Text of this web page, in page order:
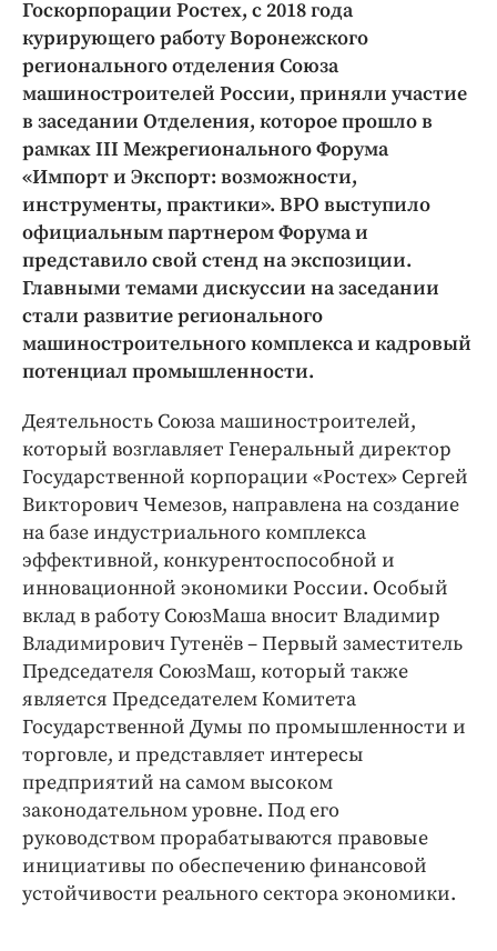
Интересное чтиво
Клиника года
Бренд года
Работодатель года
Госкорпорации Ростех, с 2018 года
курирующего работу Воронежского
регионального отделения Союза
машиностроителей России, приняли участие
в заседании Отделения, которое прошло в
рамках III Межрегионального Форума
«Импорт и Экспорт: возможности,
инструменты, практики». ВРО выступило
официальным партнером Форума и
представило свой стенд на экспозиции.
Главными темами дискуссии на заседании
стали развитие регионального
машиностроительного комплекса и кадровый
потенциал промышленности.
Деятельность Союза машиностроителей,
который возглавляет Генеральный директор
Государственной корпорации «Ростех» Сергей
Викторович Чемезов, направлена на создание
на базе индустриального комплекса
эффективной, конкурентоспособной и
инновационной экономики России. Особый
вклад в работу СоюзМаша вносит Владимир
Владимирович Гутенёв – Первый заместитель
Председателя СоюзМаш, который также
является Председателем Комитета
Государственной Думы по промышленности и
торговле, и представляет интересы
предприятий на самом высоком
законодательном уровне. Под его
руководством прорабатываются правовые
инициативы по обеспечению финансовой
устойчивости реального сектора экономики.